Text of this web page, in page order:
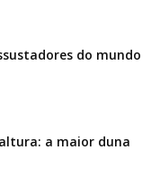
do mundo
a maior duna